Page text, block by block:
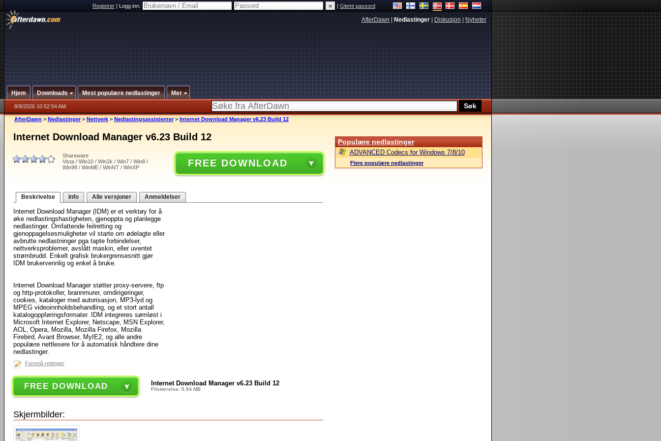
Registrer|Logg inn: |Glemt passord
AfterDawn Nedlastinger Diskusjon Nyheter
Hjem Downloads Mest populære nedlastinger Mer
8/9/2026 10:52:54 AM
AfterDawn > Nedlastinger > Nettverk > Nedlastingsassistenter > Internet Download Manager v6.23 Build 12
Internet Download Manager v6.23 Build 12
Shareware
Vista / Win10 / Win2k / Win7 / Win8 /
Win98 / WinME / WinNT / WinXP
FREE DOWNLOAD
Beskrivelse Info Alle versjoner Anmeldelser
Internet Download Manager (IDM) er et verktøy for å
øke nedlastingshastigheten, gjenoppta og planlegge
nedlastinger. Omfattende feilretting og
gjenoppagelsesmuligheter vil starte om ødelagte eller
avbrutte nedlastninger pga tapte forbindelser,
nettverksproblemer, avslått maskin, eller uventet
strømbrudd. Enkelt grafisk brukergrensesnitt gjør
IDM brukervennlig og enkel å bruke.
Internet Download Manager støtter proxy-servere, ftp
og http-protokoller, brannmurer, omdirigeringer,
cookies, kataloger med autorisasjon, MP3-lyd og
MPEG videoinnholdsbehandling, og et stort antall
katalogoppføringsformater. IDM integreres sømløst i
Microsoft Internet Explorer, Netscape, MSN Explorer,
AOL, Opera, Mozilla, Mozilla Firefox, Mozilla
Firebird, Avant Browser, MyIE2, og alle andre
populære nettlesere for å automatisk håndtere dine
nedlastinger.
Foreslå rettinger
FREE DOWNLOAD Internet Download Manager v6.23 Build 12
Filstørrelse: 5.94 MB
Skjermbilder:
Populære nedlastinger
ADVANCED Codecs for Windows 7/8/10
Flere populære nedlastinger